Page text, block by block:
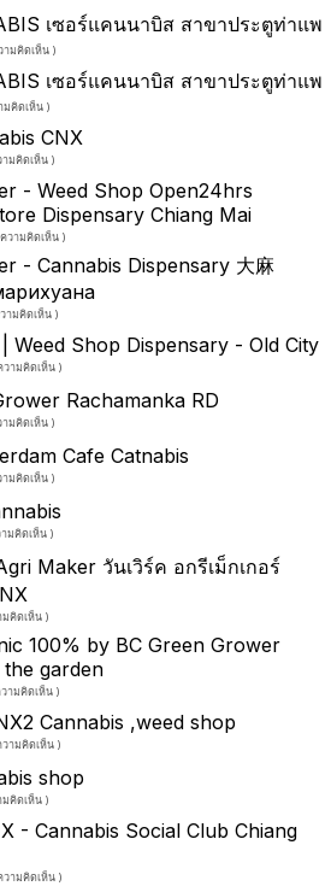
เซอร์แคนนาบิส สาขาประตูท่าแพ
ามคิดเห็น )
เซอร์แคนนาบิส สาขาประตูท่าแพ
มคิดเห็น )
CNX
มคิดเห็น )
- Weed Shop Open24hrs
Dispensary Chiang Mai
วามคิดเห็น )
- Cannabis Dispensary 大麻
ามคิดเห็น )
Weed Shop Dispensary - Old City
วามคิดเห็น )
Rachamanka RD
มคิดเห็น )
Cafe Catnabis
มคิดเห็น )
มคิดเห็น )
Maker วันเวิร์ค อกรีเม็กเกอร์
มคิดเห็น )
100% by BC Green Grower
garden
ามคิดเห็น )
Cannabis ,weed shop
ามคิดเห็น )
shop
มคิดเห็น )
- Cannabis Social Club Chiang
วามคิดเห็น )